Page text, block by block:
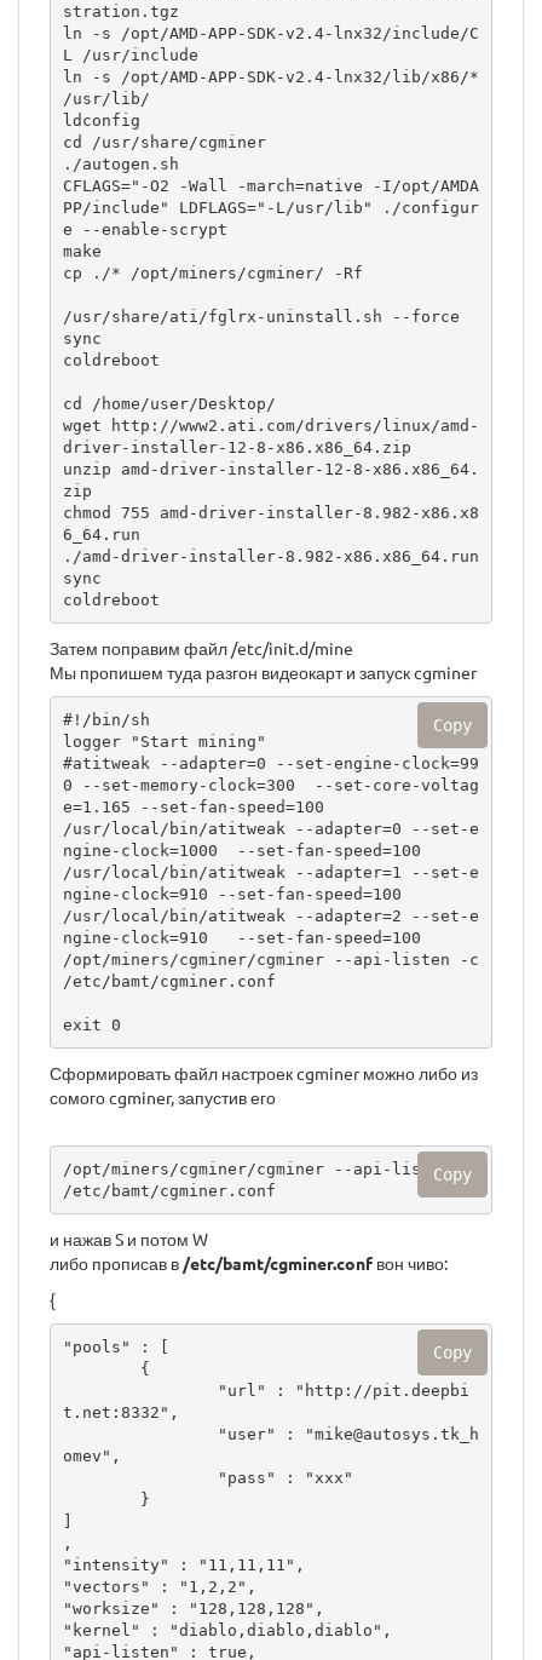
stration.tgz
ln -s /opt/AMD-APP-SDK-v2.4-lnx32/include/C
L /usr/include
ln -s /opt/AMD-APP-SDK-v2.4-lnx32/lib/x86/*
/usr/lib/
ldconfig
cd /usr/share/cgminer
./autogen.sh
CFLAGS="-O2 -Wall -march=native -I/opt/AMDA
PP/include" LDFLAGS="-L/usr/lib" ./configur
e --enable-scrypt
make
cp ./* /opt/miners/cgminer/ -Rf
/usr/share/ati/fglrx-uninstall.sh --force
sync
coldreboot
cd /home/user/Desktop/
wget http://www2.ati.com/drivers/linux/amd-
driver-installer-12-8-x86.x86_64.zip
unzip amd-driver-installer-12-8-x86.x86_64.
zip
chmod 755 amd-driver-installer-8.982-x86.x8
6_64.run
./amd-driver-installer-8.982-x86.x86_64.run
sync
Затем поправим файл /etc/init.d/mine
Мы пропишем туда разгон видеокарт и запуск cgminer
#!/bin/sh
logger "Start mining"
#atitweak --adapter=0 --set-engine-clock=99
0 --set-memory-clock=300  --set-core-voltag
e=1.165 --set-fan-speed=100
/usr/local/bin/atitweak --adapter=0 --set-e
ngine-clock=1000  --set-fan-speed=100
/usr/local/bin/atitweak --adapter=1 --set-e
ngine-clock=910 --set-fan-speed=100
/usr/local/bin/atitweak --adapter=2 --set-e
ngine-clock=910   --set-fan-speed=100
/opt/miners/cgminer/cgminer --api-listen -c
/etc/bamt/cgminer.conf
exit 0
Copy
Сформировать файл настроек cgminer можно либо из
сомого cgminer, запустив его
/opt/miners/cgminer/cgminer --api-listen -c
/etc/bamt/cgminer.conf
Copy
и нажав S и потом W
либо прописав в /etc/bamt/cgminer.conf вон чиво:
{
"pools" : [
t.net:8332",
omev",
]
,
"intensity" : "11,11,11",
"vectors" : "1,2,2",
"worksize" : "128,128,128",
"kernel" : "diablo,diablo,diablo",
"api-listen" : true,
Copy